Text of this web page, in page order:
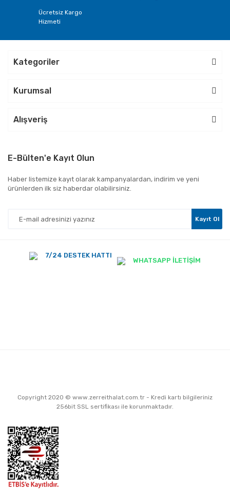
Ücretsiz Kargo
Hizmeti
Kategoriler
Kurumsal
Alışveriş
E-Bülten'e Kayıt Olun
Haber listemize kayıt olarak kampanyalardan, indirim ve yeni
ürünlerden ilk siz haberdar olabilirsiniz.
Kayıt Ol
7/24 DESTEK HATTI
WHATSAPP İLETİŞİM
Copyright 2020 © www.zerreithalat.com.tr - Kredi kartı bilgileriniz
256bit SSL sertifikası ile korunmaktadır.